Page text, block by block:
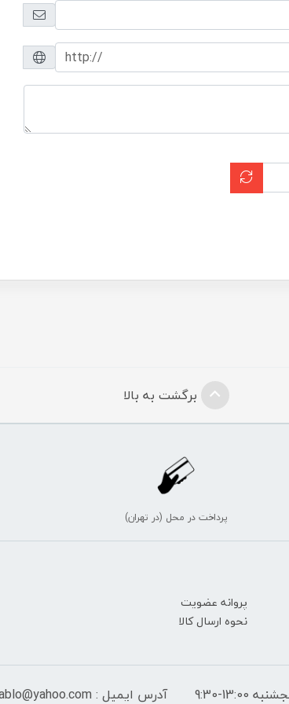
برگشت به بالا
پرداخت در محل (در تهران)
پروانه عضویت
نحوه ارسال کالا
آدرس ایمیل : peymantablo@yahoo.com